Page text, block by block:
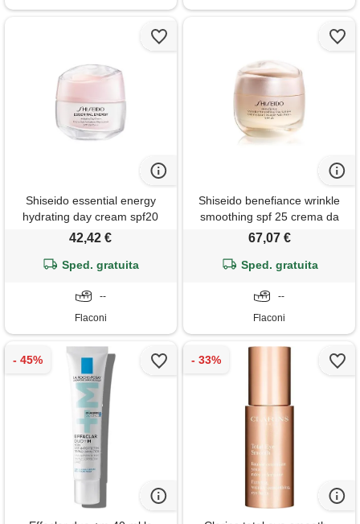
Shiseido essential energy
hydrating day cream spf20
crema da giorno 50 ml
42,42 €
Sped. gratuita
--
Flaconi
Shiseido benefiance wrinkle
smoothing spf 25 crema da
giorno 50 ml
67,07 €
Sped. gratuita
--
Flaconi